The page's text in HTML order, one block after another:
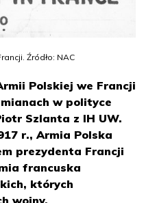
Źródło: NAC
Polskiej we Francji
w polityce
Szlanta z IH UW.
r., Armia Polska
prezydenta Francji
francuska
których
wojny.